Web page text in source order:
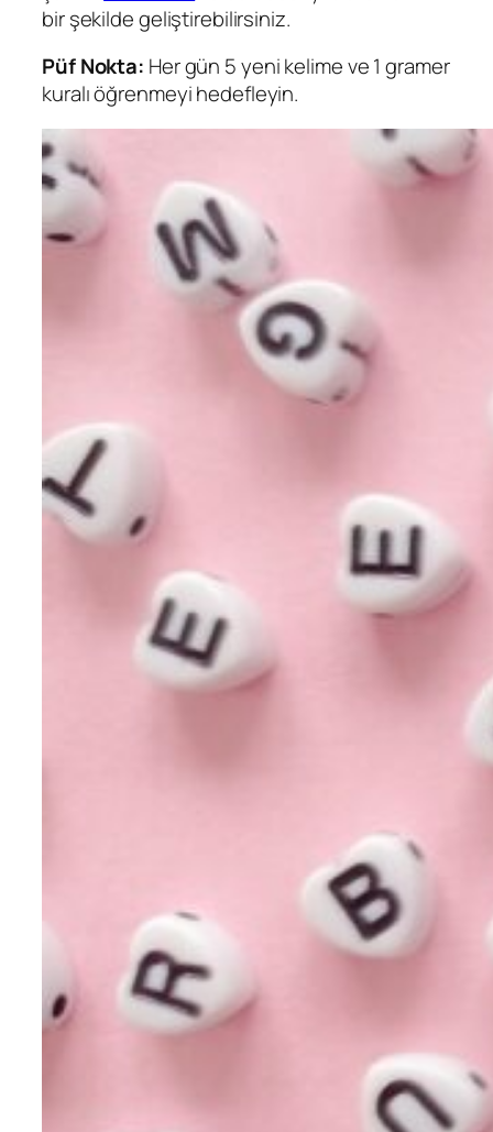
bir şekilde geliştirebilirsiniz.
Püf Nokta: Her gün 5 yeni kelime ve 1 gramer
kuralı öğrenmeyi hedefleyin.